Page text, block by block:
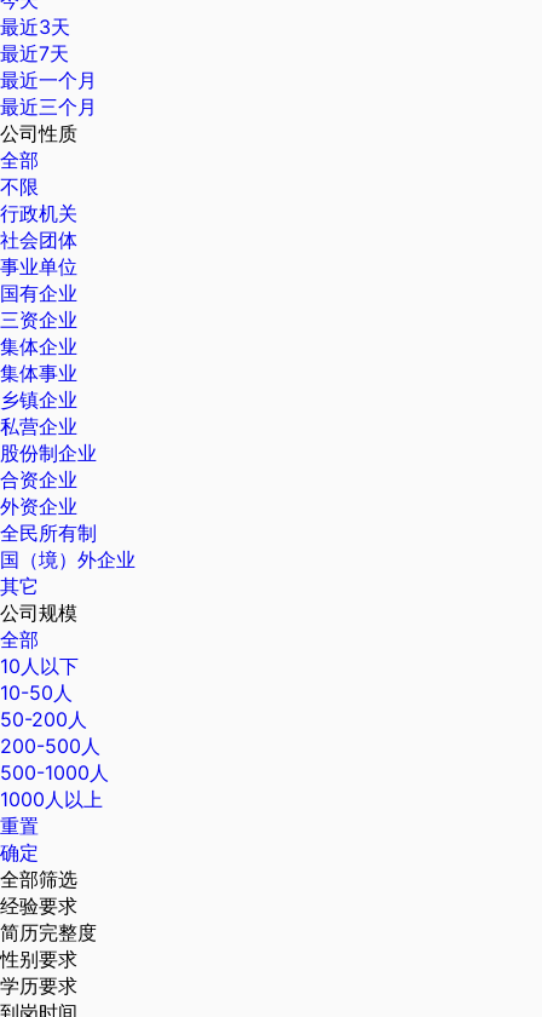
最近3天
最近7天
最近一个月
最近三个月
公司性质
全部
不限
行政机关
社会团体
事业单位
国有企业
三资企业
集体企业
集体事业
乡镇企业
私营企业
股份制企业
合资企业
外资企业
全民所有制
国（境）外企业
其它
公司规模
全部
10人以下
10-50人
50-200人
200-500人
500-1000人
1000人以上
重置
确定
全部筛选
经验要求
简历完整度
性别要求
学历要求